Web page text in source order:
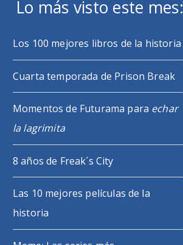
Lo más visto este mes:
Los 100 mejores libros de la historia
Cuarta temporada de Prison Break
Momentos de Futurama para echar
la lagrimita
8 años de Freak´s City
Las 10 mejores películas de la
historia